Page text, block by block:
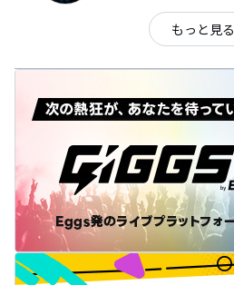
もっと見る